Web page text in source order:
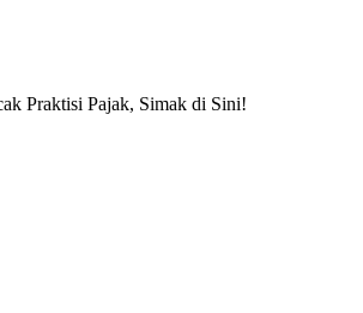
Praktisi Pajak, Simak di Sini!